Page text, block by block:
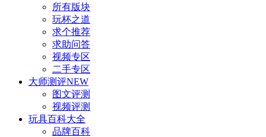
所有版块
玩杯之道
求个推荐
求助问答
视频专区
二手专区
大师测评NEW
图文评测
视频评测
玩具百科大全
品牌百科